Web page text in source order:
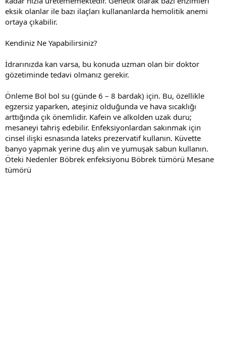
eksik olanlar ile bazı ilaçları kullananlarda hemolitik anemi
ortaya çıkabilir.
Kendiniz Ne Yapabilirsiniz?
İdrarınızda kan varsa, bu konuda uzman olan bir doktor
gözetiminde tedavi olmanız gerekir.
Önleme Bol bol su (günde 6 – 8 bardak) için. Bu, özellikle
egzersiz yaparken, ateşiniz olduğunda ve hava sıcaklığı
arttığında çık önemlidir. Kafein ve alkolden uzak duru;
mesaneyi tahriş edebilir. Enfeksiyonlardan sakınmak için
cinsel ilişki esnasında lateks prezervatif kullanın. Küvette
banyo yapmak yerine duş alın ve yumuşak sabun kullanın.
Öteki Nedenler Böbrek enfeksiyonu Böbrek tümörü Mesane
tümörü